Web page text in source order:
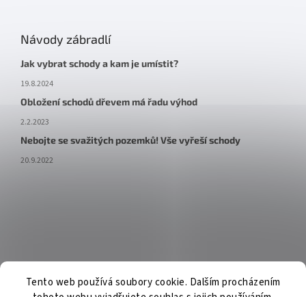
Tento web používá soubory cookie. Dalším procházením
Návody zábradlí
Jak vybrat schody a kam je umístit?
19.8.2024
Obložení schodů dřevem má řadu výhod
2.2.2023
Nebojte se svažitých pozemků! Vše vyřeší schody
20.9.2022